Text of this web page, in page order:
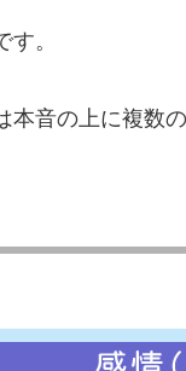
。
音の上に複数